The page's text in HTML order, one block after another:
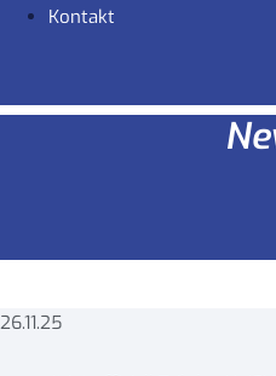
Kontakt
26.11.25